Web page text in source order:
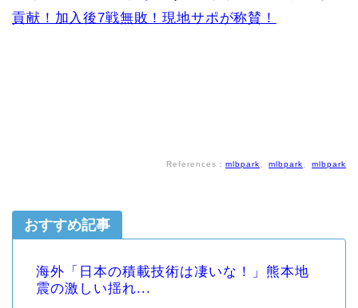
貢献！加入後7戦無敗！現地サポが称賛！
References： mlbpark、 mlbpark、 mlbpark
おすすめ記事
海外「日本の積載技術は凄いな！」熊本地
震の激しい揺れ...